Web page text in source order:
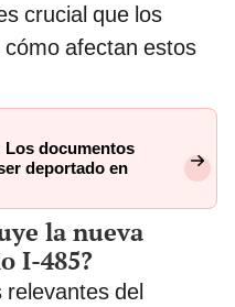
crucial que los
afectan estos
Los documentos
deportado en
la nueva
I-485?
relevantes del